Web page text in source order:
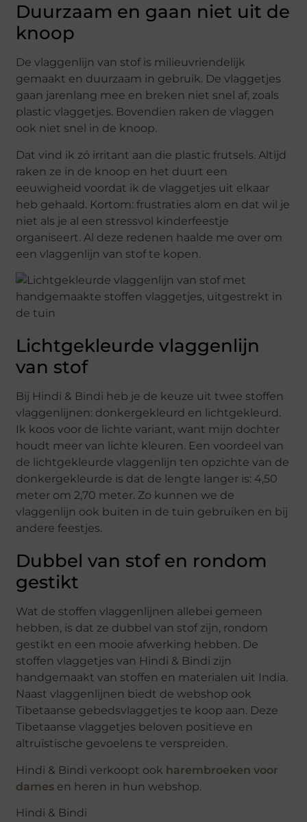
Duurzaam en gaan niet uit de
knoop
De vlaggenlijn van stof is milieuvriendelijk
gemaakt en duurzaam in gebruik. De vlaggetjes
gaan jarenlang mee en breken niet snel af, zoals
plastic vlaggetjes. Bovendien raken de vlaggen
ook niet snel in de knoop.
Dat vind ik zó irritant aan die plastic frutsels. Altijd
raken ze in de knoop en het duurt een
eeuwigheid voordat ik de vlaggetjes uit elkaar
heb gehaald. Kortom: frustraties alom en dat wil je
niet als je al een stressvol kinderfeestje
organiseert. Al deze redenen haalde me over om
een vlaggenlijn van stof te kopen.
Lichtgekleurde vlaggenlijn
van stof
Bij Hindi & Bindi heb je de keuze uit twee stoffen
vlaggenlijnen: donkergekleurd en lichtgekleurd.
Ik koos voor de lichte variant, want mijn dochter
houdt meer van lichte kleuren. Een voordeel van
de lichtgekleurde vlaggenlijn ten opzichte van de
donkergekleurde is dat de lengte langer is: 4,50
meter om 2,70 meter. Zo kunnen we de
vlaggenlijn ook buiten in de tuin gebruiken en bij
andere feestjes.
Dubbel van stof en rondom
gestikt
Wat de stoffen vlaggenlijnen allebei gemeen
hebben, is dat ze dubbel van stof zijn, rondom
gestikt en een mooie afwerking hebben. De
stoffen vlaggetjes van Hindi & Bindi zijn
handgemaakt van stoffen en materialen uit India.
Naast vlaggenlijnen biedt de webshop ook
Tibetaanse gebedsvlaggetjes te koop aan. Deze
Tibetaanse vlaggetjes beloven positieve en
altruïstische gevoelens te verspreiden.
Hindi & Bindi verkoopt ook harembroeken voor
dames en heren in hun webshop.
Hindi & Bindi